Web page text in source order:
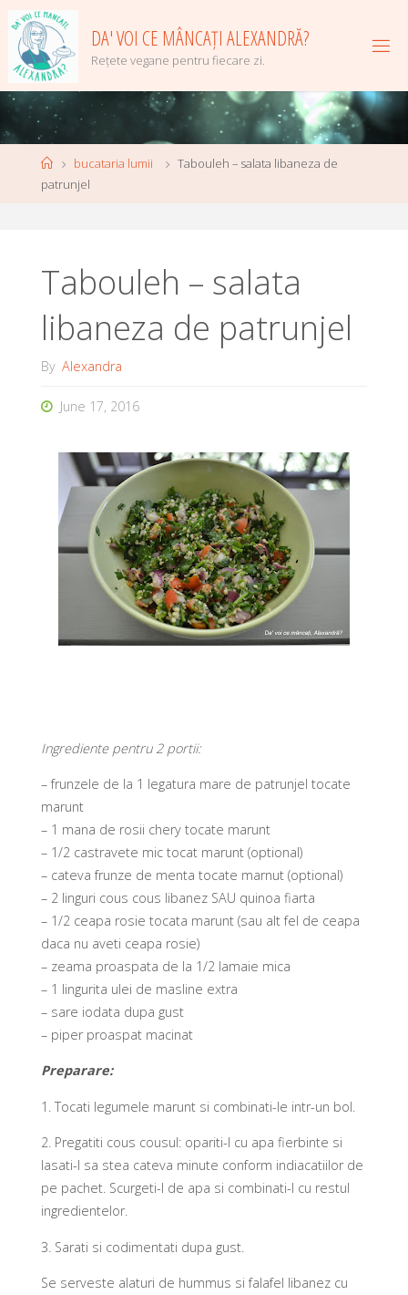
to
content
DA' VOI CE MÂNCAȚI ALEXANDRĂ?
Rețete vegane pentru fiecare zi.
Homebucataria lumii
Tabouleh – salata libaneza de
patrunjel
Tabouleh – salata
libaneza de patrunjel
By Alexandra
June 17, 2016
Ingrediente pentru 2 portii:
– frunzele de la 1 legatura mare de patrunjel tocate
marunt
– 1 mana de rosii chery tocate marunt
– 1/2 castravete mic tocat marunt (optional)
– cateva frunze de menta tocate marnut (optional)
– 2 linguri cous cous libanez SAU quinoa fiarta
– 1/2 ceapa rosie tocata marunt (sau alt fel de ceapa
daca nu aveti ceapa rosie)
– zeama proaspata de la 1/2 lamaie mica
– 1 lingurita ulei de masline extra
– sare iodata dupa gust
– piper proaspat macinat
Preparare:
1. Tocati legumele marunt si combinati-le intr-un bol.
2.Pregatiti cous cousul: opariti-l cu apa fierbinte si
lasati-l sa stea cateva minute conform indiacatiilor de
pe pachet. Scurgeti-l de apa si combinati-l cu restul
ingredientelor.
3. Sarati si codimentati dupa gust.
Se serveste alaturi de hummus si falafel libanez cu